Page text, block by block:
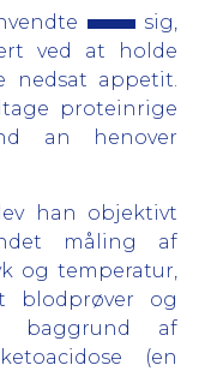
sig,
ved at holde
nedsat appetit.
proteinrige
an henover
han objektivt
måling af
og temperatur,
blodprøver og
baggrund af
(en